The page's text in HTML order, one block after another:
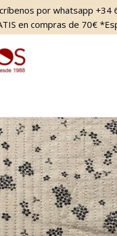
por whatsapp +34
en compras de 70€